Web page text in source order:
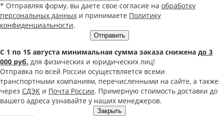
* Отправляя форму, вы даете свое согласие на обработку
персональных данных и принимаете Политику
конфиденциальности.
Отправить
С 1 по 15 августа минимальная сумма заказа снижена до 3
000 руб. для физических и юридических лиц!
Отправка по всей России осуществляется всеми
транспортными компаниям, перечисленными на сайте, а также
через СДЭК и Почта России. Примерную стоимость доставки до
вашего адреса узнавайте у наших менеджеров.
Закрыть